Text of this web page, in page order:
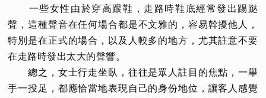
一些女性由於穿高跟鞋，走路時鞋底經常發出踢跶
聲，這種聲音在任何場合都是不文雅的，容易幹擾他人，
特別是在正式的場合，以及人較多的地方，尤其註意不要
在走路時發出太大的聲響。
總之，女士行走坐臥，往往是眾人註目的焦點，一舉
手一投足，都應恰當地表現自己的身份地位，讓客人感覺